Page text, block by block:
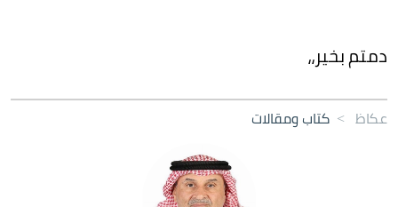
دمتم بخير،،
عكاظ > كتاب ومقالات